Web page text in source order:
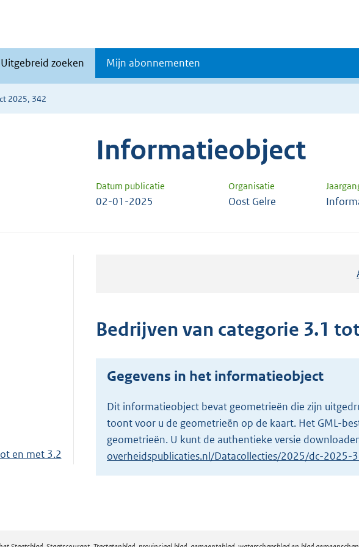
Uitgebreid zoeken Mijn abonnementen
2025, 342
Informatieobject
Datum publicatie Organisatie
02-01-2025 Oost Gelre
en met 3.2
Bedrijven van categorie 3.1
Gegevens in het informatieobject
Dit informatieobject bevat geometrieën die zijn
toont voor u de geometrieën op de kaart. Het GML-
geometrieën. U kunt de authentieke versie
overheidspublicaties.nl/Datacollecties/2025/dc-